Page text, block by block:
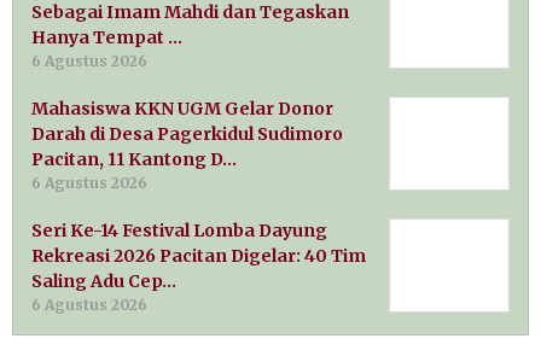
Sebagai Imam Mahdi dan Tegaskan
Hanya Tempat …
6 Agustus 2026
Mahasiswa KKN UGM Gelar Donor
Darah di Desa Pagerkidul Sudimoro
Pacitan, 11 Kantong D…
6 Agustus 2026
Seri Ke-14 Festival Lomba Dayung
Rekreasi 2026 Pacitan Digelar: 40 Tim
Saling Adu Cep…
6 Agustus 2026